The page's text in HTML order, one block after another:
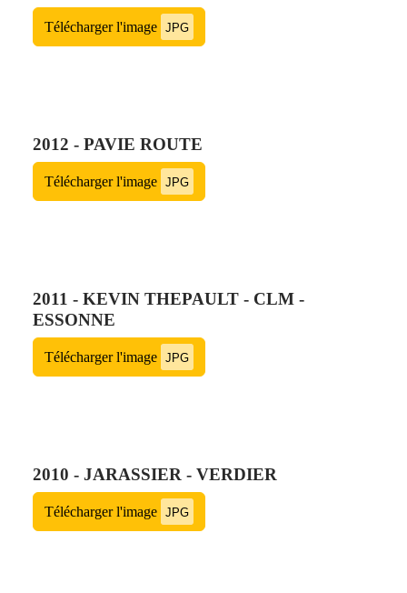
Télécharger l'image JPG
2012 - PAVIE ROUTE
Télécharger l'image JPG
2011 - KEVIN THEPAULT - CLM -
ESSONNE
Télécharger l'image JPG
2010 - JARASSIER - VERDIER
Télécharger l'image JPG